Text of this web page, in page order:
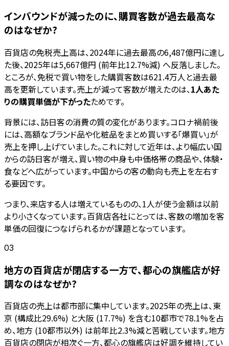
インバウンドが減ったのに、購買客数が過去最高な
のはなぜか?
百貨店の免税売上高は、2024年に過去最高の6,487億円に達し
た後、2025年は5,667億円 (前年比12.7%減) へ反落しました。
ところが、免税で買い物をした購買客数は621.4万人と過去最
高を更新しています。売上が減って客数が増えたのは、1人あた
りの購買単価が下がったためです。
背景には、訪日客の消費の質の変化があります。コロナ禍前後
には、高額なブランド品や化粧品をまとめ買いする「爆買い」が
売上を押し上げていました。これに対して近年は、より幅広い国
からの訪日客が増え、買い物の中身も中価格帯の商品や、体験・
食などへ広がっています。中国からの客の動向も売上を左右す
る要因です。
つまり、来店する人は増えているものの、1人が使う金額は以前
より小さくなっています。百貨店各社にとっては、客数の増加を客
単価の回復につなげられるかが課題となっています。
03
地方の百貨店が閉店する一方で、都心の旗艦店が好
調なのはなぜか?
百貨店の売上は都市部に集中しています。2025年の売上は、東
京 (構成比29.6%) と大阪 (17.7%) を含む10都市で78.1%を占
め、地方 (10都市以外) は前年比2.3%減と苦戦しています。地方
百貨店の閉店が相次ぐ一方、都心の旗艦店は好調を維持してい